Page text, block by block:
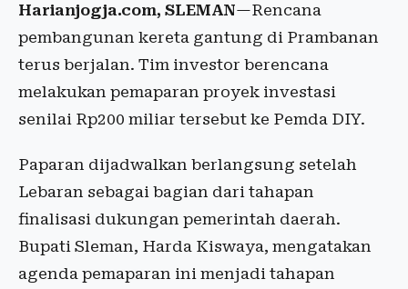
Harianjogja.com, SLEMAN—Rencana
pembangunan kereta gantung di Prambanan
terus berjalan. Tim investor berencana
melakukan pemaparan proyek investasi
senilai Rp200 miliar tersebut ke Pemda DIY.
Paparan dijadwalkan berlangsung setelah
Lebaran sebagai bagian dari tahapan
finalisasi dukungan pemerintah daerah.
Bupati Sleman, Harda Kiswaya, mengatakan
agenda pemaparan ini menjadi tahapan